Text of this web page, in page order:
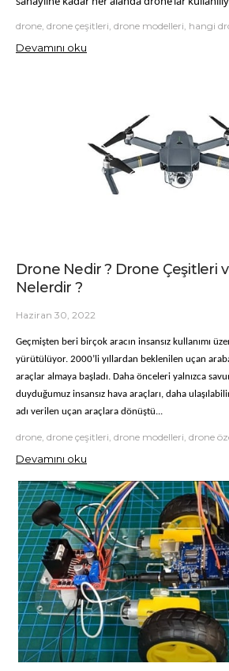
Devamını oku
Drone Nedir ? Drone Çeşitleri
Nelerdir ?
Haziran 30, 2022
Geçmişten beri birçok aracın insansız kullanımı
yürütülüyor. 2000’li yıllardan beklenilen uçan
araçlar almaya başladı. Daha önceleri yalnızca
duyduğumuz insansız hava araçları, daha
adı verilen uçan araçlara dönüştü...
drone, drone çeşitleri, drone modelleri, drone
Devamını oku